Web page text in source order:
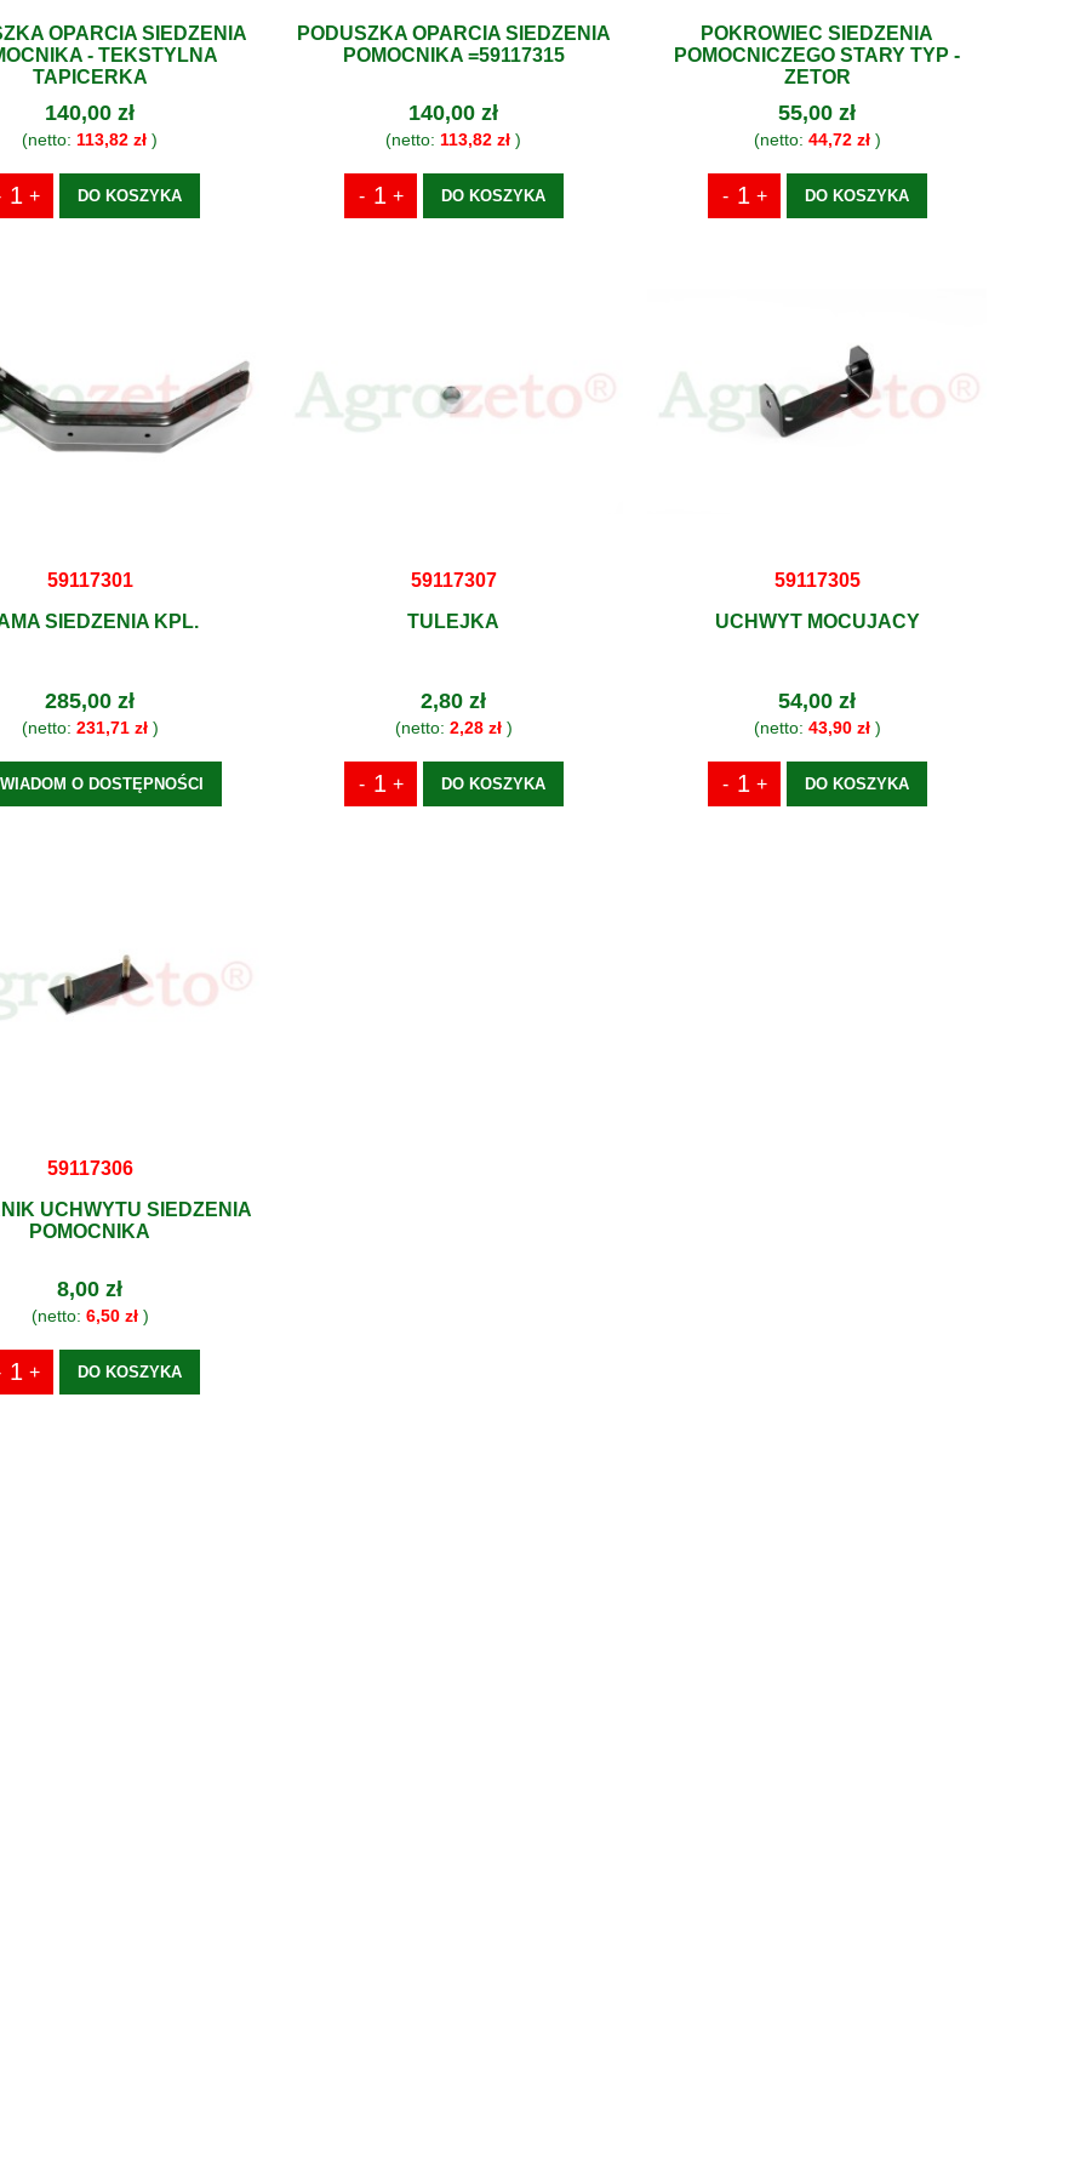
OPARCIA SIEDZENIA
- TEKSTYLNA
TAPICERKA
140,00 zł
(netto: 113,82 zł )
DO KOSZYKA
PODUSZKA OPARCIA SIEDZENIA
POMOCNIKA =59117315
140,00 zł
(netto: 113,82 zł )
DO KOSZYKA
POKROWIEC SIEDZENIA
POMOCNICZEGO STARY TYP -
ZETOR
55,00 zł
(netto: 44,72 zł)
DO KOSZYKA
59117301
SIEDZENIA KPL.
285,00 zł
(netto: 231,71 zł)
O DOSTĘPNOŚCI
59117307
TULEJKA
2,80 zł
(netto: 2,28 zł)
DO KOSZYKA
59117305
UCHWYT MOCUJACY
54,00 zł
(netto: 43,90 zł)
DO KOSZYKA
59117306
UCHWYTU SIEDZENIA
POMOCNIKA
8,00 zł
(netto: 6,50 zł)
DO KOSZYKA